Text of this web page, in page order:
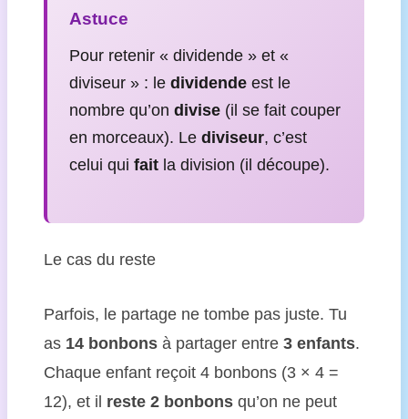
Astuce
Pour retenir « dividende » et «
diviseur » : le dividendeest le
nombre qu’on divise(il se fait couper
en morceaux). Le diviseur, c’est
celui qui faitla division (il découpe).
Le cas du reste
Parfois, le partage ne tombe pas juste. Tu
as 14 bonbonsà partager entre 3 enfants.
Chaque enfant reçoit 4 bonbons (3 × 4 =
12), et il reste 2 bonbonsqu’on ne peut